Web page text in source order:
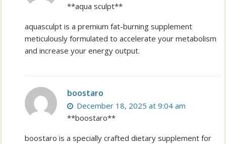
**aqua sculpt**
aquasculpt is a premium fat-burning supplement
meticulously formulated to accelerate your metabolism
and increase your energy output.
boostaro
December 18, 2025 at 9:04 am
**boostaro**
boostaro is a specially crafted dietary supplement for